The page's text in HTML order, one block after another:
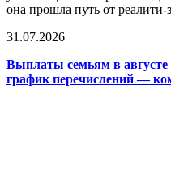
она прошла путь от реалити-
31.07.2026
Выплаты семьям в августе
график перечислений —